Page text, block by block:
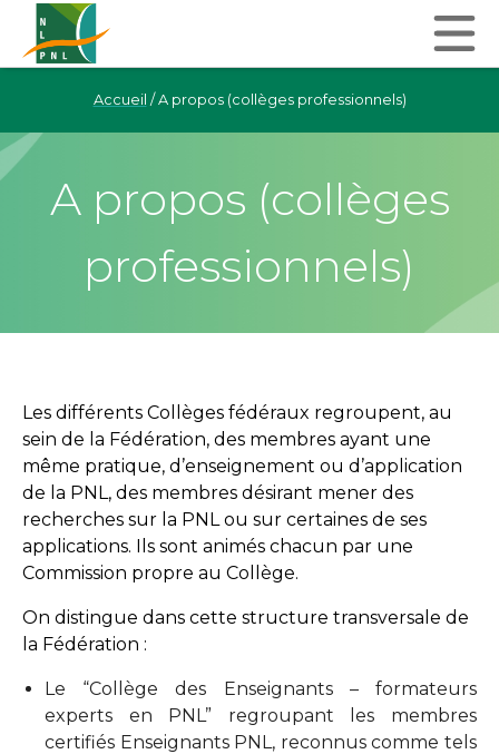
Accueil / A propos (collèges professionnels)
A propos (collèges
professionnels)
Les différents Collèges fédéraux regroupent, au
sein de la Fédération, des membres ayant une
même pratique, d’enseignement ou d’application
de la PNL, des membres désirant mener des
recherches sur la PNL ou sur certaines de ses
applications. Ils sont animés chacun par une
Commission propre au Collège.
On distingue dans cette structure transversale de
la Fédération :
Le “Collège des Enseignants – formateurs
experts en PNL” regroupant les membres
certifiés Enseignants PNL, reconnus comme tels